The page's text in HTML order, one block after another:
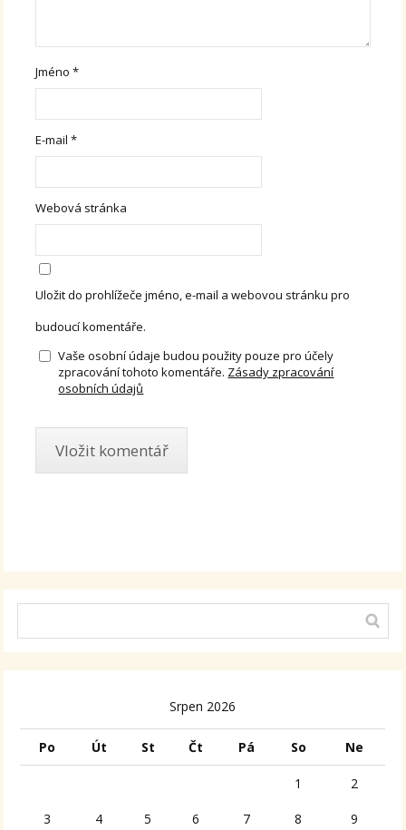
Jméno*
E-mail*
Webová stránka
Uložit do prohlížeče jméno, e-mail a webovou stránku pro
budoucí komentáře.
Vaše osobní údaje budou použity pouze pro účely
zpracování tohoto komentáře. Zásady zpracování
osobních údajů
Srpen 2026
Po Út St Čt Pá So Ne
1 2
3 4 5 6 7 8 9